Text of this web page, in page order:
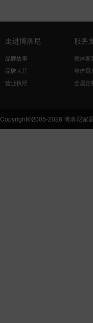
走进博洛尼
品牌故事
品牌大片
营业执照
服务
整体家
整体厨
全屋定
Copyright©2005-2026 博洛尼家